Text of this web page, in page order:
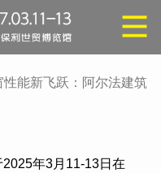
能新飞跃：阿尔法建筑
2025年3月 11-13日在